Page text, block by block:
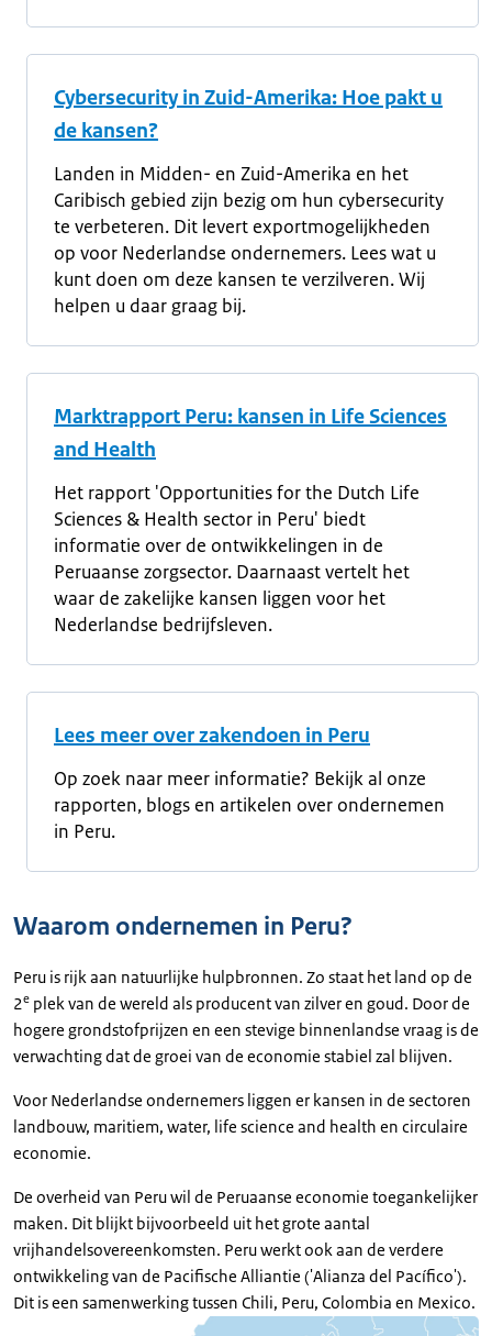
Cybersecurity in Zuid-Amerika: Hoe pakt u
de kansen?
Landen in Midden- en Zuid-Amerika en het
Caribisch gebied zijn bezig om hun cybersecurity
te verbeteren. Dit levert exportmogelijkheden
op voor Nederlandse ondernemers. Lees wat u
kunt doen om deze kansen te verzilveren. Wij
helpen u daar graag bij.
Marktrapport Peru: kansen in Life Sciences
and Health
Het rapport 'Opportunities for the Dutch Life
Sciences & Health sector in Peru' biedt
informatie over de ontwikkelingen in de
Peruaanse zorgsector. Daarnaast vertelt het
waar de zakelijke kansen liggen voor het
Nederlandse bedrijfsleven.
Lees meer over zakendoen in Peru
Op zoek naar meer informatie? Bekijk al onze
rapporten, blogs en artikelen over ondernemen
in Peru.
Waarom ondernemen in Peru?
Peru is rijk aan natuurlijke hulpbronnen. Zo staat het land op de
2e plek van de wereld als producent van zilver en goud. Door de
hogere grondstofprijzen en een stevige binnenlandse vraag is de
verwachting dat de groei van de economie stabiel zal blijven.
Voor Nederlandse ondernemers liggen er kansen in de sectoren
landbouw, maritiem, water, life science and health en circulaire
economie.
De overheid van Peru wil de Peruaanse economie toegankelijker
maken. Dit blijkt bijvoorbeeld uit het grote aantal
vrijhandelsovereenkomsten. Peru werkt ook aan de verdere
ontwikkeling van de Pacifische Alliantie ('Alianza del Pacífico').
Dit is een samenwerking tussen Chili, Peru, Colombia en Mexico.